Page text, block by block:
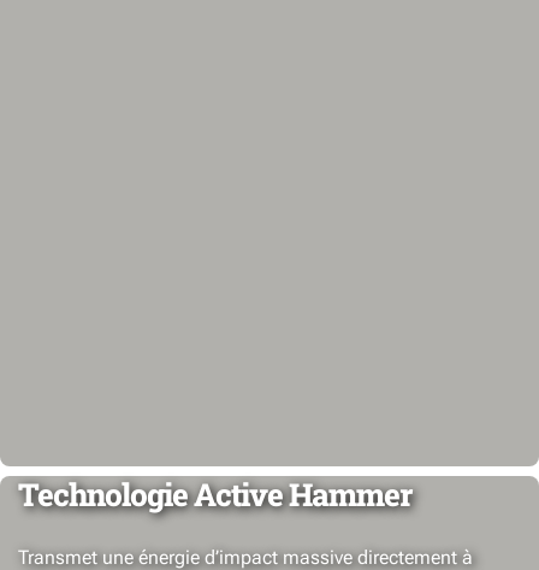
Technologie Active Hammer
Transmet une énergie d’impact massive directement à